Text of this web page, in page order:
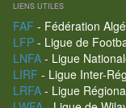
LIENS UTILES
FAF - Fédération
LFP- Ligue de
LNFA- Ligue
LIRF - Ligue Inter-
LRFA- Ligue